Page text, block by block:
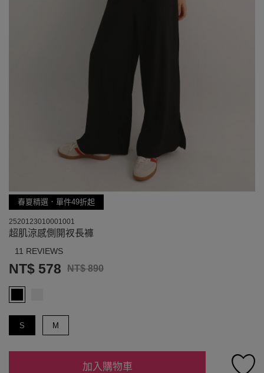
春夏精選．單件49折起
2520123010001001
超肌涼感側開衩長褲
11 REVIEWS
NT$ 578 NT$ 890
S M
加入購物車